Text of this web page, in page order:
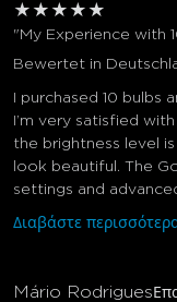
★ ★ ★ ★ ★
"My Experience with
Bewertet in
I purchased 10 bulbs
I’m very satisfied
the brightness level
look beautiful. The
settings and
Διαβάστε
Mário Rodrigues